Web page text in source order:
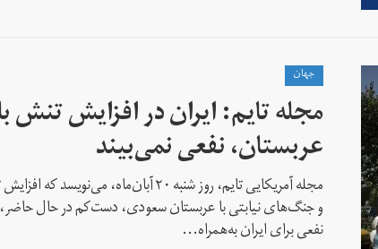
جهان
مجله تایم: ایران در افزایش تنش
عربستان، نفعی نمی‌بیند
مجله آمریکایی تایم، روز شنبه ۲۰ آبان‌ماه، می‌نویسد که
و جنگ‌های نیابتی با عربستان سعودی، دست‌کم در حال
نفعی برای ایران به‌همراه...